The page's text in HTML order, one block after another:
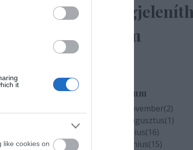
it
like cookies on
elem
Archívum
2020 november(2)
2020 augusztus(1)
2020 július(16)
2020 június(15)